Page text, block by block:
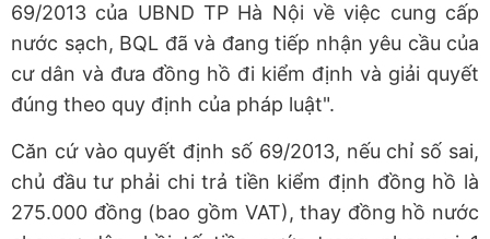
69/2013 của UBND TP Hà Nội về việc cung cấp
nước sạch, BQL đã và đang tiếp nhận yêu cầu của
cư dân và đưa đồng hồ đi kiểm định và giải quyết
đúng theo quy định của pháp luật".
Căn cứ vào quyết định số 69/2013, nếu chỉ số sai,
chủ đầu tư phải chi trả tiền kiểm định đồng hồ là
275.000 đồng (bao gồm VAT), thay đồng hồ nước